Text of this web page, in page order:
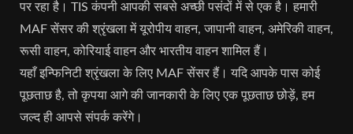
पर रहा है। TIS कंपनी आपकी सबसे अच्छी पसंदों में से एक है। हमारी
MAF सेंसर की श्रृंखला में यूरोपीय वाहन, जापानी वाहन, अमेरिकी वाहन,
रूसी वाहन, कोरियाई वाहन और भारतीय वाहन शामिल हैं।
यहाँ इन्फिनिटी श्रृंखला के लिए MAF सेंसर हैं। यदि आपके पास कोई
पूछताछ है, तो कृपया आगे की जानकारी के लिए एक पूछताछ छोड़ें, हम
जल्द ही आपसे संपर्क करेंगे।